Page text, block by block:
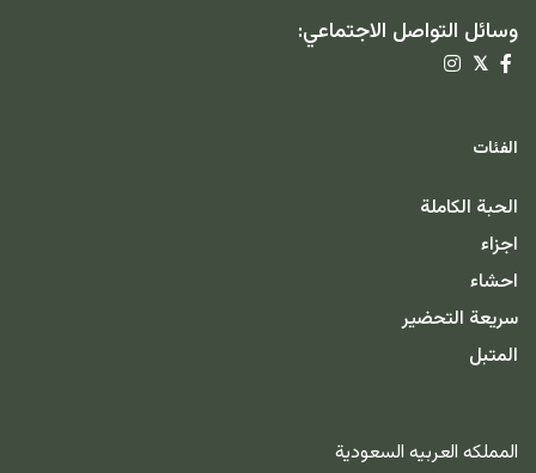
وسائل التواصل الاجتماعي:
𝕏
الفئات
الحبة الكاملة
اجزاء
احشاء
سريعة التحضير
المتبل
المملكه العربيه السعودية